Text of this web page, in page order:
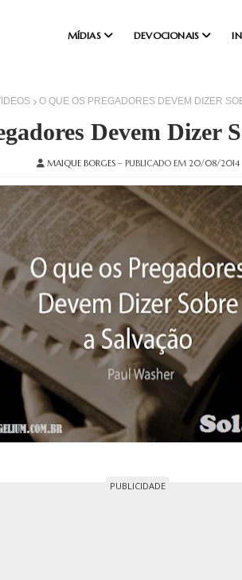
MÍDIAS DEVOCIONAIS
O QUE OS PREGADORES DEVEM DIZER
Devem Dizer
MAIQUE BORGES– PUBLICADO EM 20/08/2014